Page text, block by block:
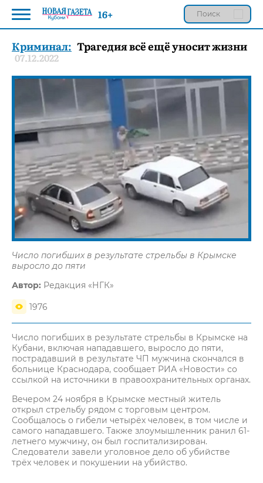
Криминал: Трагедия всё ещё уносит жизни
07.12.2022
Число погибших в результате стрельбы в Крымске
выросло до пяти
Автор: Редакция «НГК»
1976
Число погибших в результате стрельбы в Крымске на
Кубани, включая нападавшего, выросло до пяти,
пострадавший в результате ЧП мужчина скончался в
больнице Краснодара, сообщает РИА «Новости» со
ссылкой на источники в правоохранительных органах.
Вечером 24 ноября в Крымске местный житель
открыл стрельбу рядом с торговым центром.
Сообщалось о гибели четырёх человек, в том числе и
самого нападавшего. Также злоумышленник ранил 61-
летнего мужчину, он был госпитализирован.
Следователи завели уголовное дело об убийстве
трёх человек и покушении на убийство.
16+